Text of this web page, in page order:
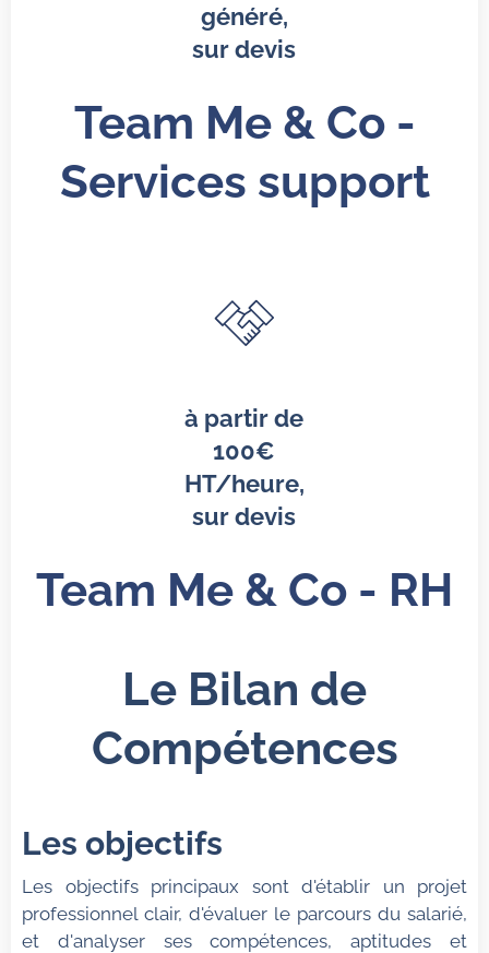
généré,
sur devis
Team Me & Co -
Services support
à partir de
100€
HT/heure,
sur devis
Team Me & Co - RH
Le Bilan de
Compétences
Les objectifs
Les objectifs principaux sont d'établir un projet
professionnel clair, d'évaluer le parcours du salarié,
et d'analyser ses compétences, aptitudes et